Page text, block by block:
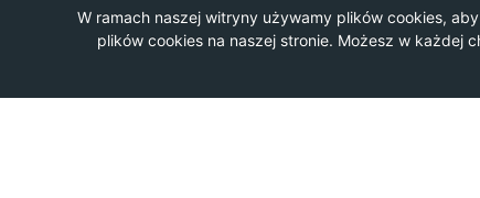
W ramach naszej witryny używamy plików cookies,
plików cookies na naszej stronie. Możesz w każdej